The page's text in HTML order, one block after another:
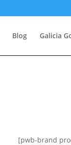
Blog Galicia
[pwb-brand